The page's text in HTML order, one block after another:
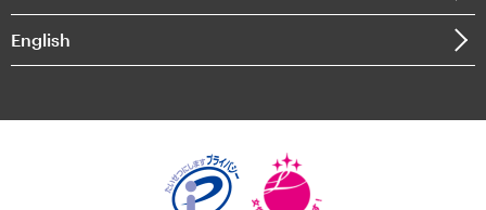
個人情報保護方針
English